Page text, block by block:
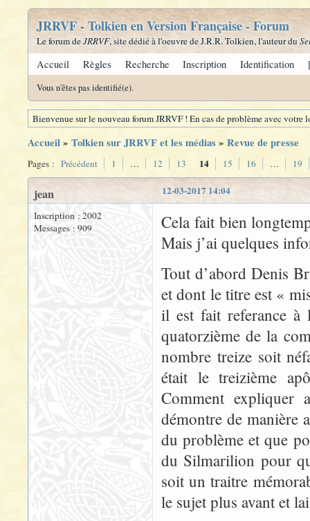
JRRVF - Tolkien en Version Française - Forum
Le forum deJRRVF, site dédié à l'oeuvre de J.R.R. Tolkien, l'auteur du
Accueil Règles Recherche Inscription Identification
Vous n'êtes pas identifié(e).
Bienvenue sur le nouveau forum JRRVF ! En cas de problème avec
Accueil» Tolkien sur JRRVF et les médias» Revue de presse
Pages : Précédent 1 … 12 13 14 15 16 … 19
12-03-2017 14:04
jean
Inscription : 2002
Messages : 909
Cela fait bien
Mais j’ai quelques
Tout d’abord Denis
et dont le titre est «
il est fait referance à
quatorzième de la
nombre treize soit
était le treizième
Comment expliquer
démontre de manière
du problème et que
du Silmarilion pour
soit un traitre
le sujet plus avant et